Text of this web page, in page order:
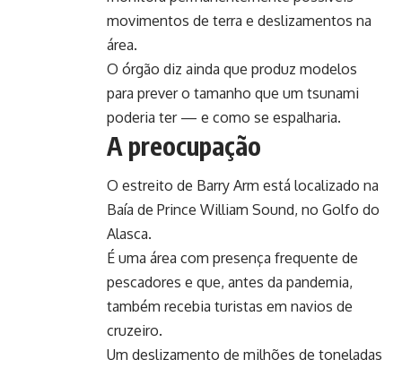
movimentos de terra e deslizamentos na
área.
O órgão diz ainda que produz modelos
para prever o tamanho que um tsunami
poderia ter — e como se espalharia.
A preocupação
O estreito de Barry Arm está localizado na
Baía de Prince William Sound, no Golfo do
Alasca.
É uma área com presença frequente de
pescadores e que, antes da pandemia,
também recebia turistas em navios de
cruzeiro.
Um deslizamento de milhões de toneladas